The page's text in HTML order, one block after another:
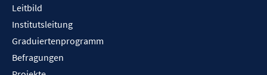
Leitbild
Institutsleitung
Graduiertenprogramm
Befragungen